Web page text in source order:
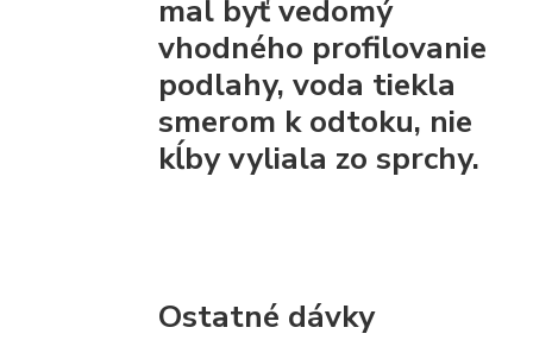
mal byť vedomý
vhodného profilovanie
podlahy, voda tiekla
smerom k odtoku, nie
kĺby vyliala zo sprchy.
Ostatné dávky